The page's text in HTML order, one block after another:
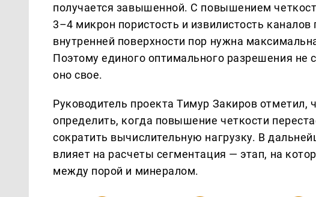
получается завышенной. С повышением
3–4 микрон пористость и извилистость
внутренней поверхности пор нужна
Поэтому единого оптимального разрешения не
оно свое.
Руководитель проекта Тимур Закиров отметил,
определить, когда повышение четкости
сократить вычислительную нагрузку. В
влияет на расчеты сегментация — этап, на
между порой и минералом.